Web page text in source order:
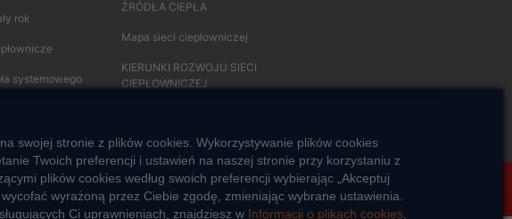
rok
systemowego
ŹRÓDŁA CIEPŁA
Mapa sieci ciepłowniczej
KIERUNKI ROZWOJU SIECI
CIEPŁOWNICZEJ
Fundacja Veolia Polska Kontakt Standardy ochrony małoletnich
swojej stronie z plików cookies. Wykorzystywanie plików cookies
Twoich preferencji i ustawień na naszej stronie przy korzystaniu z
plików cookies według swoich preferencji wybierając „Akceptuj
wyrażoną przez Ciebie zgodę, zmieniając wybrane ustawienia.
Ci uprawnieniach, znajdziesz w Informacji o plikach cookies